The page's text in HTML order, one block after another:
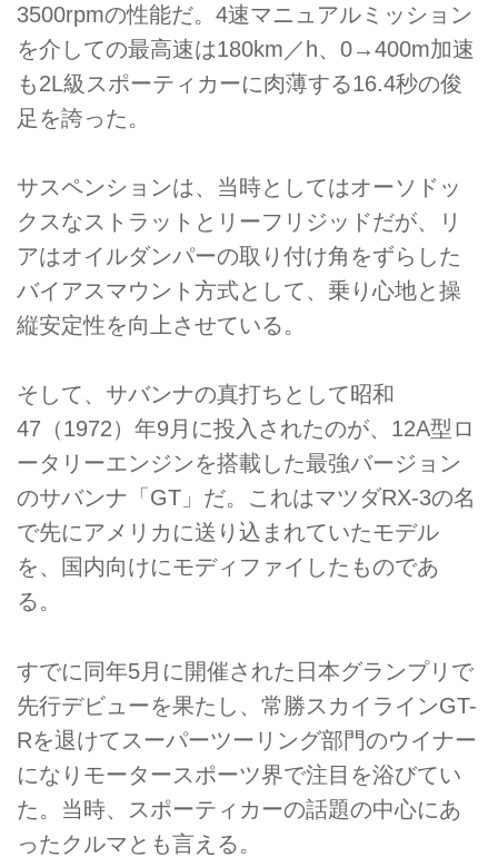
3500rpmの性能だ。4速マニュアルミッション
を介しての最高速は180km／h、0→400m加速
も2L級スポーティカーに肉薄する16.4秒の俊
足を誇った。
サスペンションは、当時としてはオーソドッ
クスなストラットとリーフリジッドだが、リ
アはオイルダンパーの取り付け角をずらした
バイアスマウント方式として、乗り心地と操
縦安定性を向上させている。
そして、サバンナの真打ちとして昭和
47（1972）年9月に投入されたのが、12A型ロ
ータリーエンジンを搭載した最強バージョン
のサバンナ「GT」だ。これはマツダRX-3の名
で先にアメリカに送り込まれていたモデル
を、国内向けにモディファイしたものであ
る。
すでに同年5月に開催された日本グランプリで
先行デビューを果たし、常勝スカイラインGT-
Rを退けてスーパーツーリング部門のウイナー
になりモータースポーツ界で注目を浴びてい
た。当時、スポーティカーの話題の中心にあ
ったクルマとも言える。